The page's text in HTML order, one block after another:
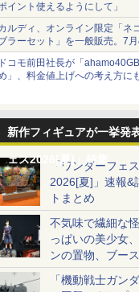
イント使えるようにして」
ルディ、オンライン限定「ネ
ラーセット」を一般販売。7
選無効分
コモ前田社長が「
」、料金値上げへの考え方に
新作フィギュアが一挙発
ェス2026[夏]」特集
「ワンダーフェ
2026[夏]」速報&
トまとめ
不気味で繊細な
っぱいの美少女
ンの置物、ブー
異なる世界が広
ーラーフォトレ
「機動戦士ガン